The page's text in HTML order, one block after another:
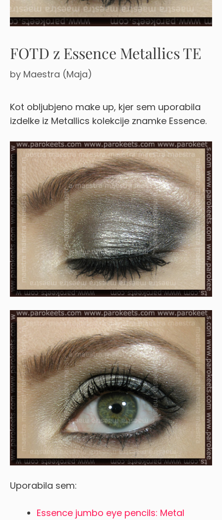
FOTD z Essence Metallics TE
by Maestra (Maja)
Kot obljubjeno make up, kjer sem uporabila
izdelke iz Metallics kolekcije znamke Essence.
Uporabila sem:
Essence jumbo eye pencils: Metal